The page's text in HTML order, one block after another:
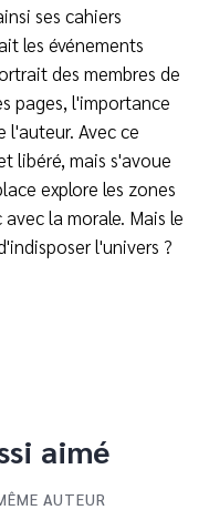
ses cahiers
les événements
des membres de
pages, l'importance
l'auteur. Avec ce
libéré, mais s'avoue
explore les zones
la morale. Mais le
l'univers ?
aimé
AUTEUR